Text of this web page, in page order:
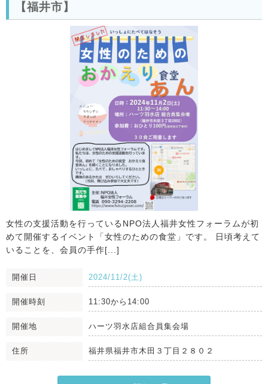
【福井市】
女性の支援活動を行っているNPO法人福井女性フォーラムが初
めて開催するイベント「女性のための食堂」です。 日頃考えて
いることを、会員の手作[...]
開催日 2024/11/2(土)
開催時刻 11:30から14:00
開催地 ハーツ羽水店組合員集会場
住所 福井県福井市木田３丁目２８０２